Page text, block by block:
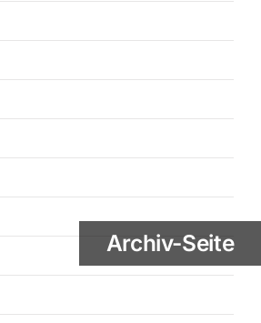
Archiv-Seite